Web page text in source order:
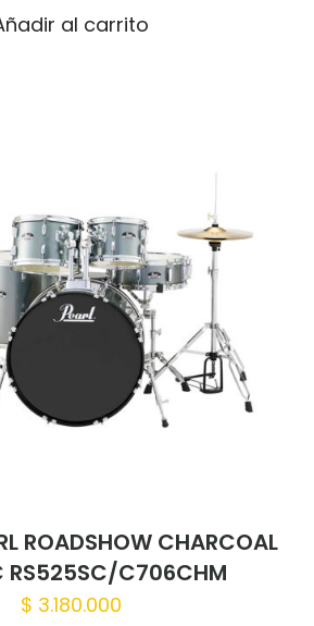
al carrito
ROADSHOW CHARCOAL
RS525SC/C706CHM
$ 3.180.000